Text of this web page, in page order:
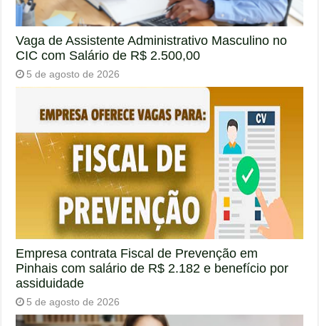
Vaga de Assistente Administrativo Masculino no
CIC com Salário de R$ 2.500,00
5 de agosto de 2026
Empresa contrata Fiscal de Prevenção em
Pinhais com salário de R$ 2.182 e benefício por
assiduidade
5 de agosto de 2026